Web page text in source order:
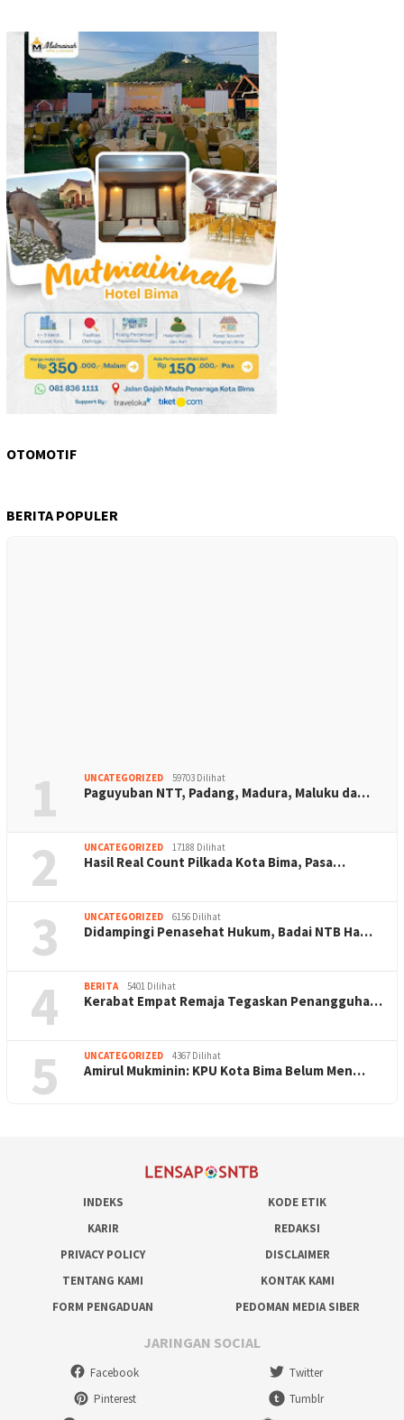
OTOMOTIF
BERITA POPULER
1 UNCATEGORIZED 59703 Dilihat
Paguyuban NTT, Padang, Madura, Maluku da…
2 UNCATEGORIZED 17188 Dilihat
Hasil Real Count Pilkada Kota Bima, Pasa…
3 UNCATEGORIZED 6156 Dilihat
Didampingi Penasehat Hukum, Badai NTB Ha…
4 BERITA 5401 Dilihat
Kerabat Empat Remaja Tegaskan Penangguha…
5 UNCATEGORIZED 4367 Dilihat
Amirul Mukminin: KPU Kota Bima Belum Men…
INDEKS
KODE ETIK
KARIR
REDAKSI
PRIVACY POLICY
DISCLAIMER
TENTANG KAMI
KONTAK KAMI
FORM PENGADUAN
PEDOMAN MEDIA SIBER
JARINGAN SOCIAL
Facebook
Twitter
Pinterest
Tumblr